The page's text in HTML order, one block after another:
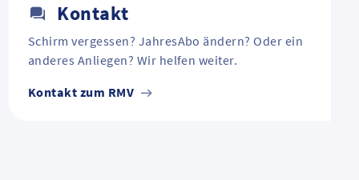
Kontakt
Schirm vergessen? JahresAbo ändern? Oder ein
anderes Anliegen? Wir helfen weiter.
Kontakt zum RMV